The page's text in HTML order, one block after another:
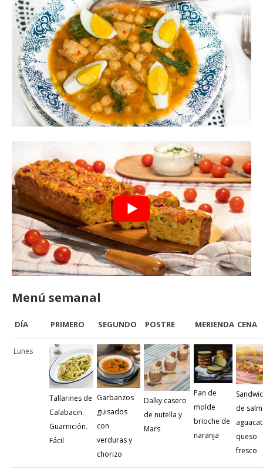
Menú semanal
DÍA PRIMERO SEGUNDO POSTRE MERIENDA CENA
Lunes
Tallarines de
Calabacin.
Guarnición.
Fácil
Garbanzos
guisados
con
verduras y
chorizo
Dalky casero
de nutella y
Mars
Pan de
molde
brioche de
naranja
de
queso
fresco